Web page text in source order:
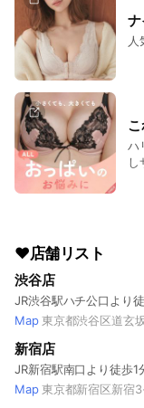
人
ハ
し
❤店舗リスト
渋谷店
JR渋谷駅ハチ公口より
Map 東京都渋谷区道
新宿店
JR新宿駅南口より徒歩
Map 東京都新宿区新